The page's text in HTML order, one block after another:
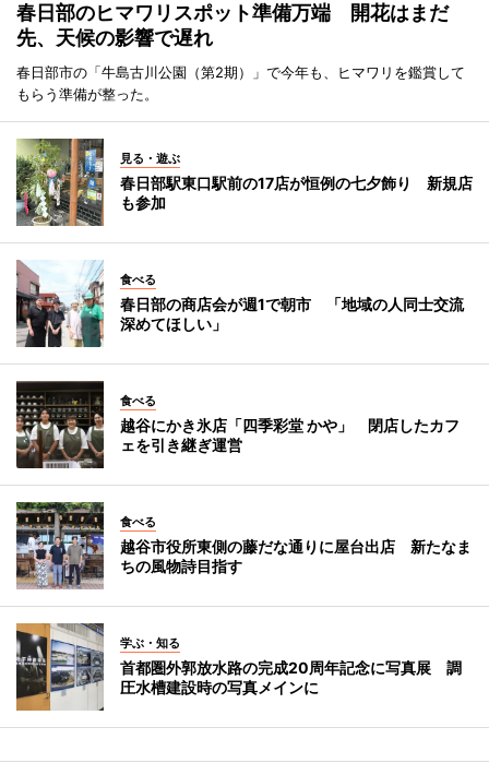
春日部のヒマワリスポット準備万端 開花はまだ
先、天候の影響で遅れ
春日部市の「牛島古川公園（第2期）」で今年も、ヒマワリを鑑賞して
もらう準備が整った。
見る・遊ぶ
春日部駅東口駅前の17店が恒例の七夕飾り 新規店
も参加
食べる
春日部の商店会が週1で朝市 「地域の人同士交流
深めてほしい」
食べる
越谷にかき氷店「四季彩堂 かや」 閉店したカフ
ェを引き継ぎ運営
食べる
越谷市役所東側の藤だな通りに屋台出店 新たなま
ちの風物詩目指す
学ぶ・知る
首都圏外郭放水路の完成20周年記念に写真展 調
圧水槽建設時の写真メインに